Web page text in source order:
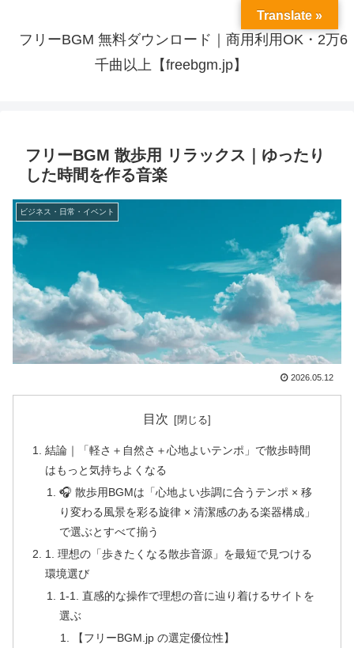
フリーBGM 無料ダウンロード｜商用利用OK・2万6
千曲以上【freebgm.jp】
フリーBGM 散歩用 リラックス｜ゆったり
した時間を作る音楽
ビジネス・日常・イベント
2026.05.12
目次
結論｜「軽さ＋自然さ＋心地よいテンポ」で散歩時間
はもっと気持ちよくなる
🎧 散歩用BGMは「心地よい歩調に合うテンポ × 移
り変わる風景を彩る旋律 × 清潔感のある楽器構成」
で選ぶとすべて揃う
1. 理想の「歩きたくなる散歩音源」を最短で見つける
環境選び
1-1. 直感的な操作で理想の音に辿り着けるサイトを
選ぶ
【フリーBGM.jp の選定優位性】
Translate »